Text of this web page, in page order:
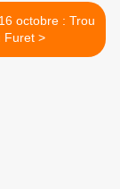
octobre : Trou
du Furet >